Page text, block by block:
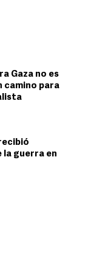
Gaza no es
camino para
la guerra en